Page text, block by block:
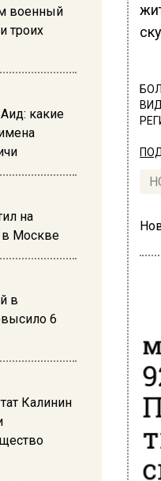
военный
троих
какие
на
в Москве
в
6
Калинин